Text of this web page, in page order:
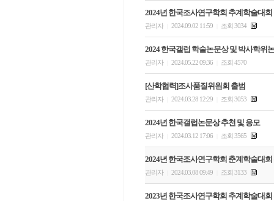
2024년 한국조사연구학회 추계학술대회
관리자 2024.09.02 11:59 조회 3034
2024 한국갤럽 학술논문상 및 박사학위
관리자 2024.05.22 09:36 조회 4570
[산학협력]조사품질위원회 출범
관리자 2024.03.28 12:29 조회 3053
2024년 한국갤럽논문상 추천 및 응모
관리자 2024.03.12 17:06 조회 3565
2024년 한국조사연구학회 춘계학술대회
관리자 2024.03.08 09:49 조회 3133
2023년 한국조사연구학회 추계학술대회